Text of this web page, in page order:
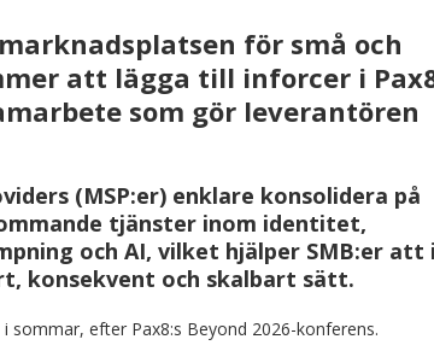
för små och
att lägga till inforcer i
som gör leverantören
(MSP:er) enklare konsolidera på
tjänster inom identitet,
och AI, vilket hjälper SMB:er att
konsekvent och skalbart sätt.
efter Pax8:s Beyond 2026-konferens.